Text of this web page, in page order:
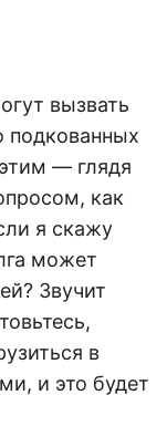
вызвать
— глядя
как
я скажу
может
Звучит
в
и это будет